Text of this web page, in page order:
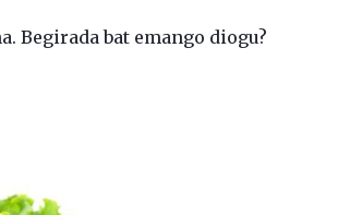
Begirada bat emango diogu?